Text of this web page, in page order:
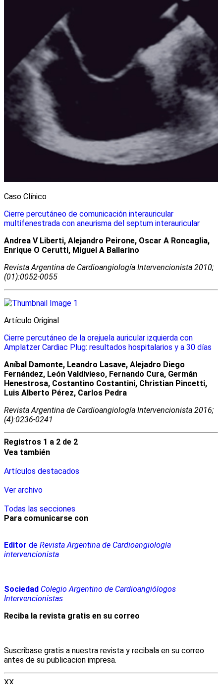
Caso Clínico
Cierre percutáneo de comunicación interauricular
multifenestrada con aneurisma del septum interauricular
Andrea V Liberti, Alejandro Peirone, Oscar A Roncaglia,
Enrique O Cerutti, Miguel A Ballarino
Revista Argentina de Cardioangiologí­a Intervencionista 2010;
(01):0052-0055
Artículo Original
Cierre percutáneo de la orejuela auricular izquierda con
Amplatzer Cardiac Plug: resultados hospitalarios y a 30 días
Aníbal Damonte, Leandro Lasave, Alejadro Diego
Fernández, León Valdivieso, Fernando Cura, Germán
Henestrosa, Costantino Costantini, Christian Pincetti,
Luis Alberto Pérez, Carlos Pedra
Revista Argentina de Cardioangiologí­a Intervencionista 2016;
(4):0236-0241
Registros 1 a 2 de 2
Vea también
Artículos destacados
Ver archivo
Todas las secciones
Para comunicarse con
Editor de Revista Argentina de Cardioangiología
intervencionista
Sociedad Colegio Argentino de Cardioangiólogos
Intervencionistas
Reciba la revista gratis en su correo
Suscribase gratis a nuestra revista y recibala en su correo
antes de su publicacion impresa.